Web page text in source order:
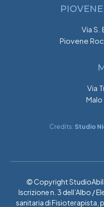
Via S.
Piovene
Via
Malo
Credits: Studio
© Copyright
Iscrizione n. 3 dell’Albo /
sanitaria di Fisioterapista,